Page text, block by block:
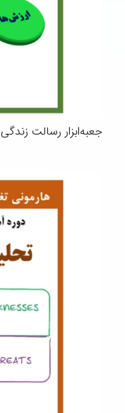
جعبه‌ابزار رسالت زندگی